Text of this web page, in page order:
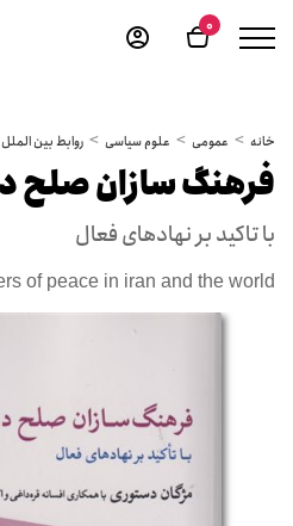
0
خانه عمومی علوم سیاسی روابط بین الملل
فرهنگ سازان صلح
با تاکید بر نهادهای فعال
of peace in iran and the world